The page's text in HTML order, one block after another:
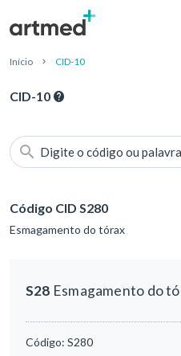
Início CID-10
CID-10
Digite o código ou
Código CID S280
Esmagamento do tórax
S28 Esmagamento do
Código: S280